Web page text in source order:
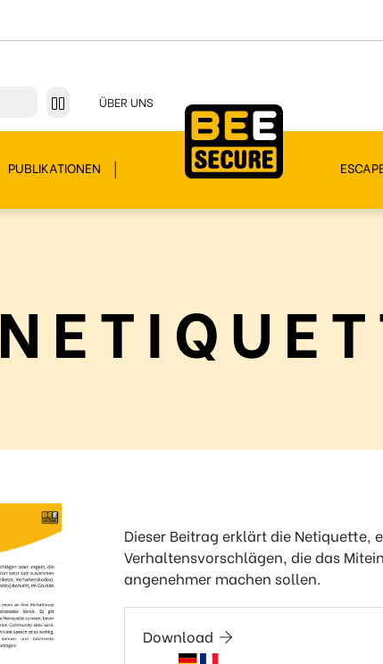
ÜBER UNS
PUBLIKATIONEN
Dieser Beitrag erklärt die Netiquette,
Verhaltensvorschlägen, die das
angenehmer machen sollen.
Download